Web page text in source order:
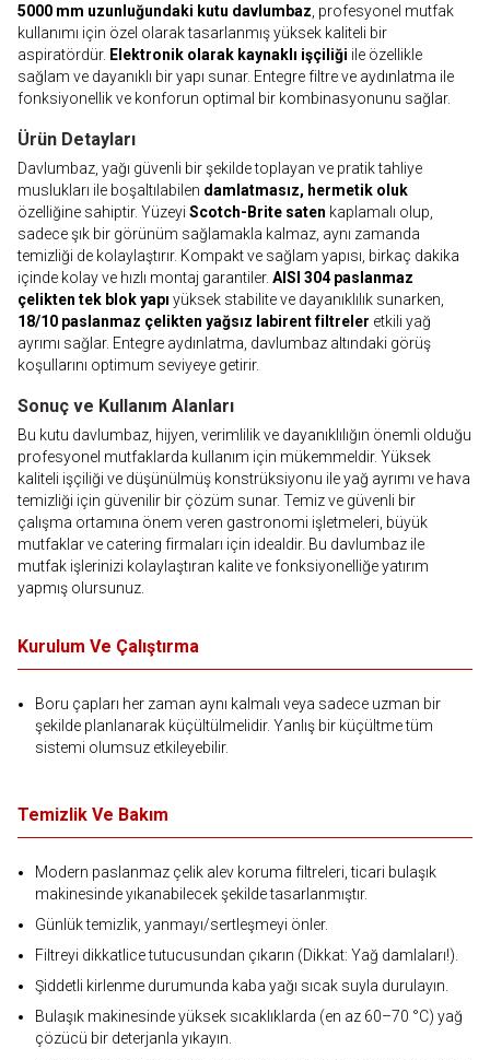
5000 mm uzunluğundaki kutu davlumbaz , profesyonel mutfak
kullanımı için özel olarak tasarlanmış yüksek kaliteli bir
aspiratördür. Elektronik olarak kaynaklı işçiliği ile özellikle
sağlam ve dayanıklı bir yapı sunar. Entegre filtre ve aydınlatma ile
fonksiyonellik ve konforun optimal bir kombinasyonunu sağlar.
Ürün Detayları
Davlumbaz, yağı güvenli bir şekilde toplayan ve pratik tahliye
muslukları ile boşaltılabilen damlatmasız, hermetik oluk
özelliğine sahiptir. Yüzeyi Scotch-Brite saten kaplamalı olup,
sadece şık bir görünüm sağlamakla kalmaz, aynı zamanda
temizliği de kolaylaştırır. Kompakt ve sağlam yapısı, birkaç dakika
içinde kolay ve hızlı montaj garantiler. AISI 304 paslanmaz
çelikten tek blok yapı yüksek stabilite ve dayanıklılık sunarken,
18/10 paslanmaz çelikten yağsız labirent filtreler etkili yağ
ayrımı sağlar. Entegre aydınlatma, davlumbaz altındaki görüş
koşullarını optimum seviyeye getirir.
Sonuç ve Kullanım Alanları
Bu kutu davlumbaz, hijyen, verimlilik ve dayanıklılığın önemli olduğu
profesyonel mutfaklarda kullanım için mükemmeldir. Yüksek
kaliteli işçiliği ve düşünülmüş konstrüksiyonu ile yağ ayrımı ve hava
temizliği için güvenilir bir çözüm sunar. Temiz ve güvenli bir
çalışma ortamına önem veren gastronomi işletmeleri, büyük
mutfaklar ve catering firmaları için idealdir. Bu davlumbaz ile
mutfak işlerinizi kolaylaştıran kalite ve fonksiyonelliğe yatırım
yapmış olursunuz.
Kurulum Ve Çalıştırma
Boru çapları her zaman aynı kalmalı veya sadece uzman bir
şekilde planlanarak küçültülmelidir. Yanlış bir küçültme tüm
sistemi olumsuz etkileyebilir.
Temizlik Ve Bakım
Modern paslanmaz çelik alev koruma filtreleri, ticari bulaşık
makinesinde yıkanabilecek şekilde tasarlanmıştır.
Günlük temizlik, yanmayı/sertleşmeyi önler.
Filtreyi dikkatlice tutucusundan çıkarın (Dikkat: Yağ damlaları!).
Şiddetli kirlenme durumunda kaba yağı sıcak suyla durulayın.
Bulaşık makinesinde yüksek sıcaklıklarda (en az 60–70 °C) yağ
çözücü bir deterjanla yıkayın.